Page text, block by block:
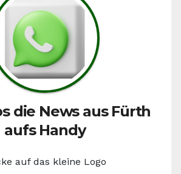
die News aus Fürth
aufs Handy
auf das kleine Logo